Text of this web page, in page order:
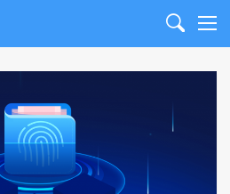
Search